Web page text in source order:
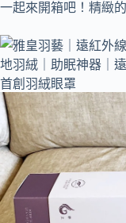
一起來開箱吧！精緻